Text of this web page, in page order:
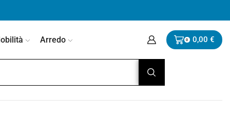
Arredo 0 0,00 €